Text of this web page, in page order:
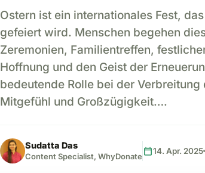
Ostern ist ein internationales Fest,
gefeiert wird. Menschen begehen
Zeremonien, Familientreffen,
Hoffnung und den Geist der
bedeutende Rolle bei der
Mitgefühl und Großzügigkeit….
Sudatta Das
Content Specialist, WhyDonate calendar_today14. Apr. 2025